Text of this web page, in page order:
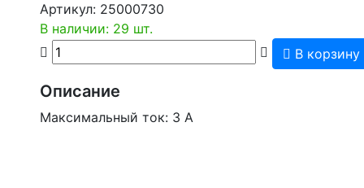
Артикул: 25000730
В наличии: 29 шт.
В корзину
Описание
Максимальный ток: 3 A